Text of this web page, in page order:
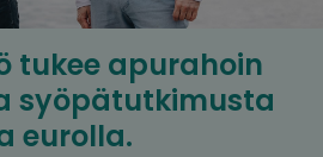
tukee apurahoin
syöpätutkimusta
eurolla.